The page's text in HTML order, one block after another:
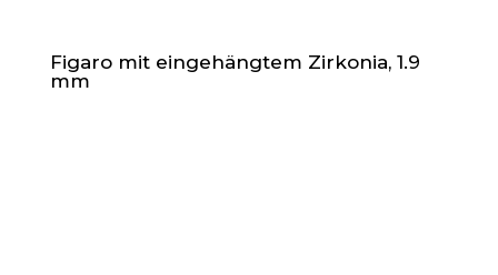
Figaro mit eingehängtem Zirkonia, 1.9
mm